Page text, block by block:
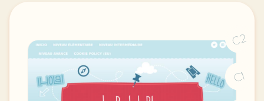
C2
C1